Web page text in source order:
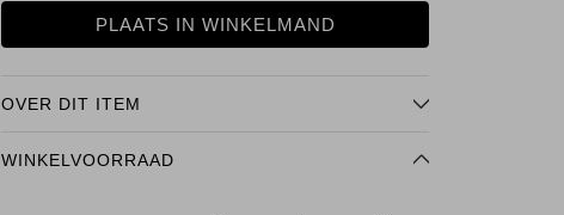
PLAATS IN WINKELMAND
OVER DIT ITEM
WINKELVOORRAAD